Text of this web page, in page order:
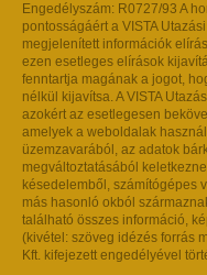
Engedélyszám: R0727/93 A
pontosságáért a VISTA
megjelenített információk
ezen esetleges elírások
fenntartja magának a jogot,
nélkül kijavítsa. A VISTA
azokért az esetlegesen
amelyek a weboldalak
üzemzavarából, az adatok
megváltoztatásából
késedelemből, számítógépes
más hasonló okból
található összes információ,
(kivétel: szöveg idézés forrás
Kft. kifejezett engedélyével